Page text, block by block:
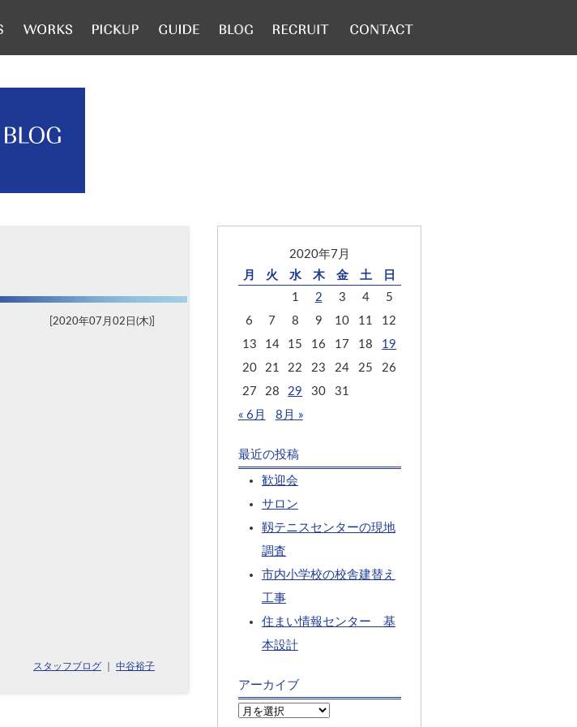
2020年07月02日(木)
スタッフブログ 中谷裕子
2020年7月
月
火 水 木 金 土
日
1
2 3 4
5
6
7 8 9 10 11
12
13
14 15 16 17 18
19
20
21 22 23 24 25
26
27
28 29 30
31
« 6月
8月 »
最近の投稿
歓迎会
サロン
靱テニスセンターの現地
調査
市内小学校の校舎建替え
工事
住まい情報センター 基
本設計
アーカイブ